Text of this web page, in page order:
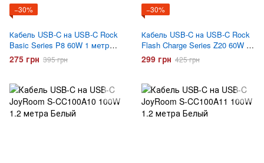
−30%
Кабель USB-C на USB-C Rock
Basic Series P8 60W 1 метр
Белый
275 грн 395 грн
−30%
Кабель USB-C на USB-C Rock
Flash Charge Series Z20 60W 1
метр Белый
299 грн 425 грн